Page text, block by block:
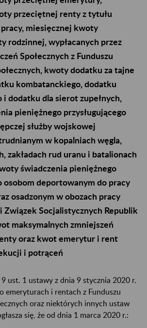
przeciętnej renty z tytułu
miesięcznej kwoty
rodzinnej, wypłacanych przez
Społecznych z Funduszu
kwoty dodatku za tajne
kombatanckiego, dodatku
i dodatku dla sierot zupełnych,
pieniężnego przysługującego
służby wojskowej
w kopalniach węgla,
zakładach rud uranu i batalionach
świadczenia pieniężnego
osobom deportowanym do pracy
osadzonym w obozach pracy
Związek Socjalistycznych Republik
maksymalnych zmniejszeń
oraz kwot emerytur i rent
i potrąceń
ust. 1 ustawy z dnia 9 stycznia 2020 r.
emeryturach i rentach z Funduszu
oraz niektórych innych ustaw
się, że od dnia 1 marca 2020 r.: